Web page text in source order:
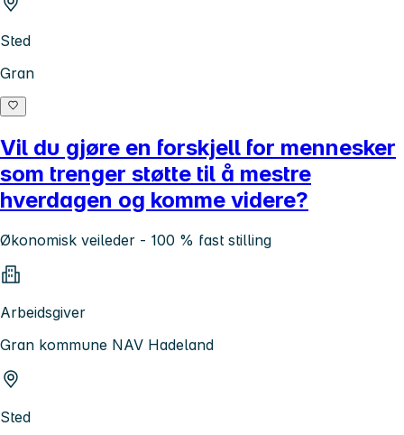
Sted
Gran
Vil du gjøre en forskjell for mennesker
som trenger støtte til å mestre
hverdagen og komme videre?
Økonomisk veileder - 100 % fast stilling
Arbeidsgiver
Gran kommune NAV Hadeland
Sted